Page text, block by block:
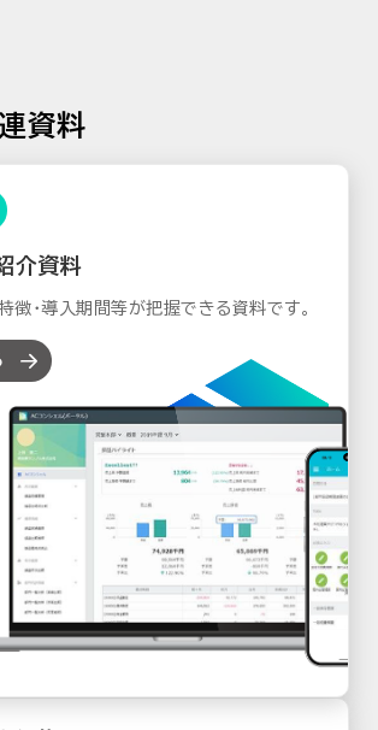
資料
介資料
徴・導入期間等が把握できる資料です。